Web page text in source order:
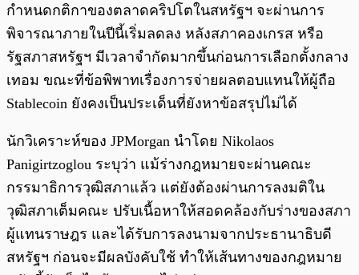
กำหนดกติกาของตลาดคริปโตในสหรัฐฯ จะผ่านการ
พิจารณาภายในปีนี้เริ่มลดลง หลังสภาคองเกรส หรือ
รัฐสภาสหรัฐฯ มีเวลาจำกัดมากขึ้นก่อนการเลือกตั้งกลาง
เทอม ขณะที่ข้อพิพาทเรื่องการจ่ายผลตอบแทนให้ผู้ถือ
Stablecoin ยังคงเป็นประเด็นที่ยังหาข้อสรุปไม่ได้
นักวิเคราะห์ของ JPMorgan นำโดย Nikolaos
Panigirtzoglou ระบุว่า แม้ร่างกฎหมายจะผ่านคณะ
กรรมาธิการวุฒิสภาแล้ว แต่ยังต้องผ่านการลงมติใน
วุฒิสภาเต็มคณะ ปรับเนื้อหาให้สอดคล้องกับร่างของสภา
ผู้แทนราษฎร และได้รับการลงนามจากประธานาธิบดี
สหรัฐฯ ก่อนจะมีผลบังคับใช้ ทำให้เส้นทางของกฎหมาย